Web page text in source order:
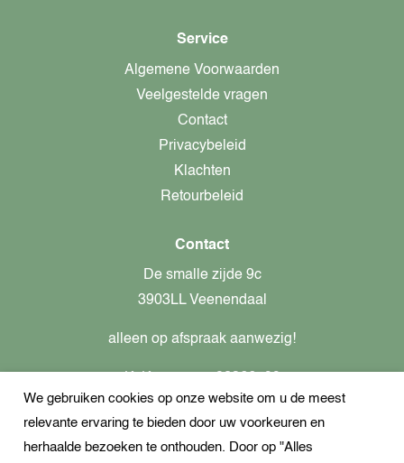
Service
Algemene Voorwaarden
Veelgestelde vragen
Contact
Privacybeleid
Klachten
Retourbeleid
Contact
De smalle zijde 9c
3903LL Veenendaal
alleen op afspraak aanwezig!
Btw-nummer: nl862437301B01
+31621944547
We gebruiken cookies op onze website om u de meest
relevante ervaring te bieden door uw voorkeuren en
herhaalde bezoeken te onthouden. Door op "Alles